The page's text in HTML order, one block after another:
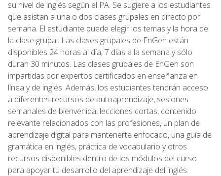
su nivel de inglés según el PA. Se sugiere a los estudiantes
que asistan a una o dos clases grupales en directo por
semana. El estudiante puede elegir los temas y la hora de
la clase grupal. Las clases grupales de EnGen están
disponibles 24 horas al día, 7 días a la semana y sólo
duran 30 minutos. Las clases grupales de EnGen son
impartidas por expertos certificados en enseñanza en
línea y de inglés. Además, los estudiantes tendrán acceso
a diferentes recursos de autoaprendizaje, sesiones
semanales de bienvenida, lecciones cortas, contenido
relevante relacionados con las profesiones, un plan de
aprendizaje digital para mantenerte enfocado, una guía de
gramática en inglés, práctica de vocabulario y otros
recursos disponibles dentro de los módulos del curso
para apoyar tu desarrollo del aprendizaje del inglés.